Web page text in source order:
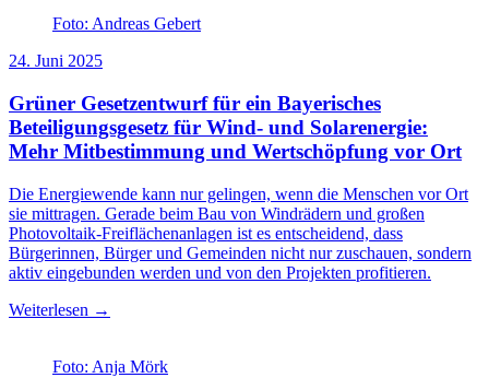
Foto: Andreas Gebert
24. Juni 2025
Grüner Gesetzentwurf für ein Bayerisches
Beteiligungsgesetz für Wind- und Solarenergie:
Mehr Mitbestimmung und Wertschöpfung vor Ort
Die Energiewende kann nur gelingen, wenn die Menschen vor Ort
sie mittragen. Gerade beim Bau von Windrädern und großen
Photovoltaik-Freiflächenanlagen ist es entscheidend, dass
Bürgerinnen, Bürger und Gemeinden nicht nur zuschauen, sondern
aktiv eingebunden werden und von den Projekten profitieren.
Weiterlesen →
Foto: Anja Mörk